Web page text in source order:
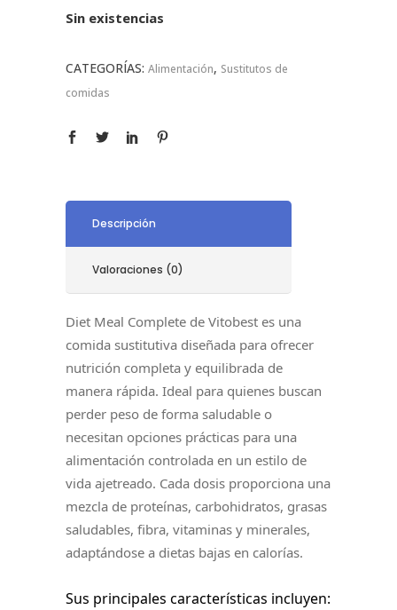
Sin existencias
CATEGORÍAS: Alimentación, Sustitutos de
comidas
Descripción
Valoraciones (0)
Diet Meal Complete de Vitobest es una
comida sustitutiva diseñada para ofrecer
nutrición completa y equilibrada de
manera rápida. Ideal para quienes buscan
perder peso de forma saludable o
necesitan opciones prácticas para una
alimentación controlada en un estilo de
vida ajetreado. Cada dosis proporciona una
mezcla de proteínas, carbohidratos, grasas
saludables, fibra, vitaminas y minerales,
adaptándose a dietas bajas en calorías.
Sus principales características incluyen: